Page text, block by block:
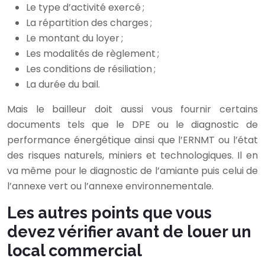
Le type d’activité exercé ;
La répartition des charges ;
Le montant du loyer ;
Les modalités de règlement ;
Les conditions de résiliation ;
La durée du bail.
Mais le bailleur doit aussi vous fournir certains
documents tels que le DPE ou le diagnostic de
performance énergétique ainsi que l’ERNMT ou l’état
des risques naturels, miniers et technologiques. Il en
va même pour le diagnostic de l’amiante puis celui de
l’annexe vert ou l’annexe environnementale.
Les autres points que vous
devez vérifier avant de louer un
local commercial